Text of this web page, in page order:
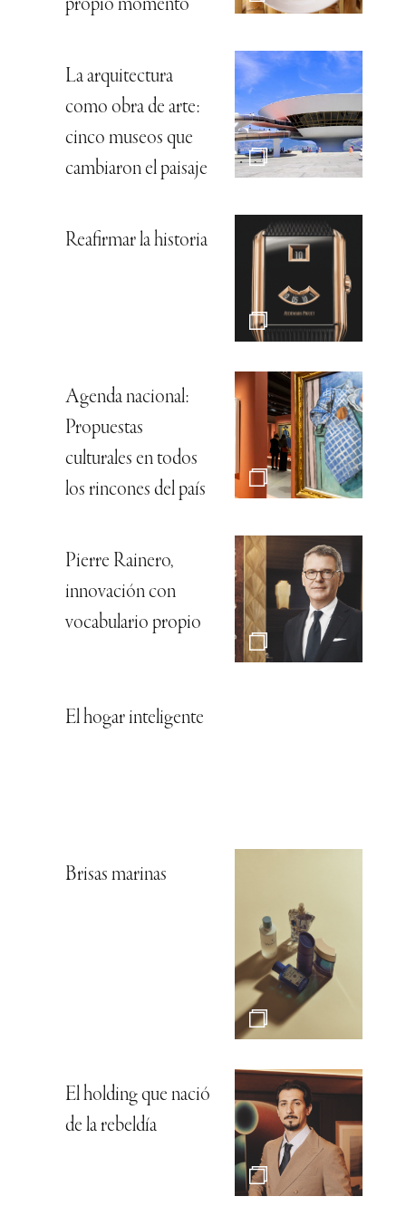
propio momento
La arquitectura
como obra de arte:
cinco museos que
cambiaron el paisaje
Reafirmar la historia
Agenda nacional:
Propuestas
culturales en todos
los rincones del país
Pierre Rainero,
innovación con
vocabulario propio
El hogar inteligente
Brisas marinas
El holding que nació
de la rebeldía